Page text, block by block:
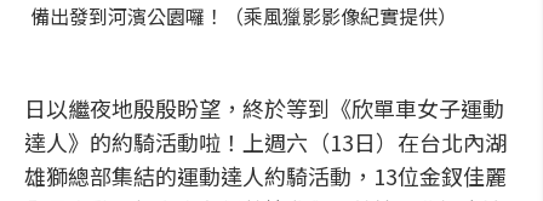
備出發到河濱公園囉！（乘風獵影影像紀實提供）
日以繼夜地殷殷盼望，終於等到《欣單車女子運動
達人》的約騎活動啦！上週六（13日）在台北內湖
雄獅總部集結的運動達人約騎活動，13位金釵佳麗